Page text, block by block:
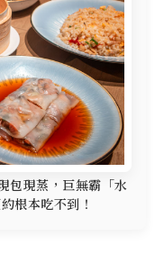
包現蒸，巨無霸「水
根本吃不到！